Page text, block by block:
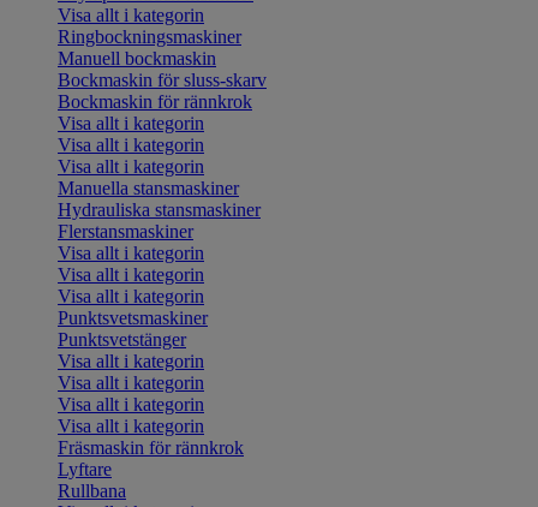
Visa allt i kategorin
Ringbockningsmaskiner
Manuell bockmaskin
Bockmaskin för sluss-skarv
Bockmaskin för rännkrok
Visa allt i kategorin
Visa allt i kategorin
Visa allt i kategorin
Manuella stansmaskiner
Hydrauliska stansmaskiner
Flerstansmaskiner
Visa allt i kategorin
Visa allt i kategorin
Visa allt i kategorin
Punktsvetsmaskiner
Punktsvetstänger
Visa allt i kategorin
Visa allt i kategorin
Visa allt i kategorin
Visa allt i kategorin
Fräsmaskin för rännkrok
Lyftare
Rullbana